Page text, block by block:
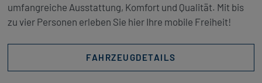
umfangreiche Ausstattung, Komfort und Qualität. Mit bis
zu vier Personen erleben Sie hier Ihre mobile Freiheit!
FAHRZEUGDETAILS